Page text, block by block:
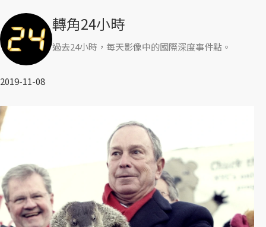
轉角24小時
過去24小時，每天影像中的國際深度事件點。
2019-11-08